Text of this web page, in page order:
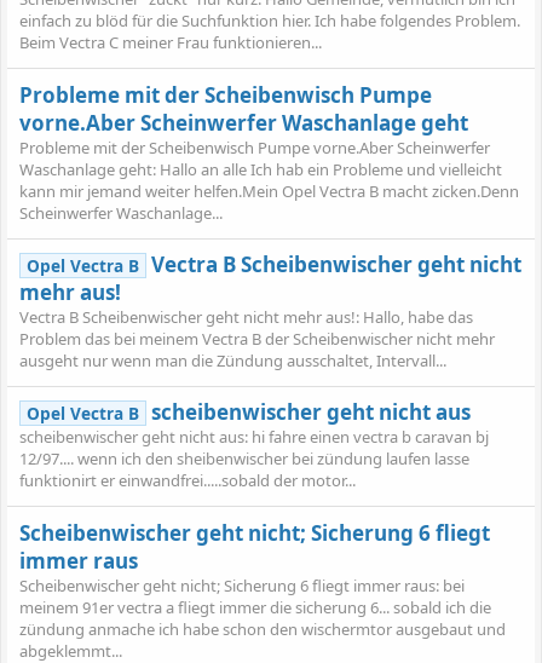
einfach zu blöd für die Suchfunktion hier. Ich habe folgendes Problem.
Beim Vectra C meiner Frau funktionieren...
Probleme mit der Scheibenwisch Pumpe
vorne.Aber Scheinwerfer Waschanlage geht
Probleme mit der Scheibenwisch Pumpe vorne.Aber Scheinwerfer
Waschanlage geht: Hallo an alle Ich hab ein Probleme und vielleicht
kann mir jemand weiter helfen.Mein Opel Vectra B macht zicken.Denn
Scheinwerfer Waschanlage...
Opel Vectra B Vectra B Scheibenwischer geht nicht
mehr aus!
Vectra B Scheibenwischer geht nicht mehr aus!: Hallo, habe das
Problem das bei meinem Vectra B der Scheibenwischer nicht mehr
ausgeht nur wenn man die Zündung ausschaltet, Intervall...
Opel Vectra B scheibenwischer geht nicht aus
scheibenwischer geht nicht aus: hi fahre einen vectra b caravan bj
12/97.... wenn ich den sheibenwischer bei zündung laufen lasse
funktionirt er einwandfrei.....sobald der motor...
Scheibenwischer geht nicht; Sicherung 6 fliegt
immer raus
Scheibenwischer geht nicht; Sicherung 6 fliegt immer raus: bei
meinem 91er vectra a fliegt immer die sicherung 6... sobald ich die
zündung anmache ich habe schon den wischermtor ausgebaut und
abgeklemmt...